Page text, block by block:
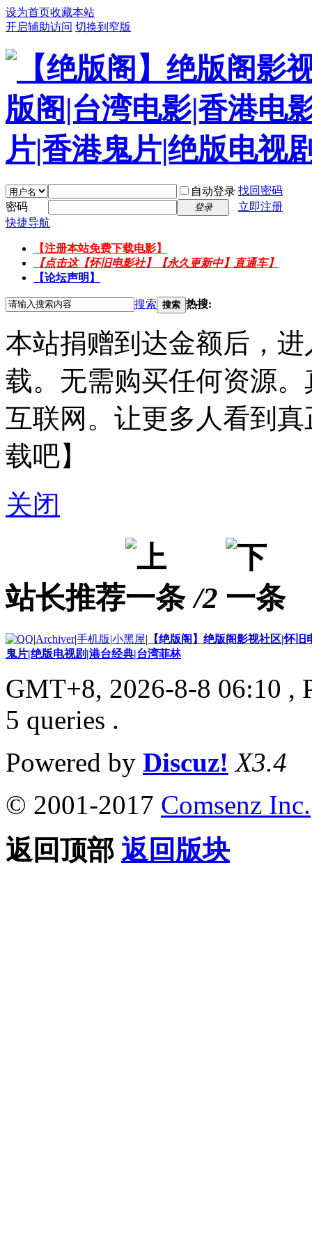
设为首页收藏本站
开启辅助访问 切换到窄版
自动登录 找回密码
密码
登录
立即注册
快捷导航
【注册本站免费下载电影】
【点击这【怀旧电影社】【永久更新中】直通车】
【论坛声明】
搜索 搜索 热搜:
本站捐赠到达金额后，
载。无需购买任何资源
互联网。让更多人看到
载吧】
关闭
站长推荐 /2
|Archiver|手机版|小黑屋| 【绝版阁】绝版阁影视社区|怀
鬼片|绝版电视剧|港台经典|台湾菲林
GMT+8, 2026-8-8 06:10 ,
5 queries .
Powered by Discuz! X3.4
© 2001-2017 Comsenz Inc.
返回顶部 返回版块